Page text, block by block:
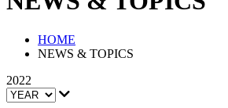
HOME
NEWS & TOPICS
2022